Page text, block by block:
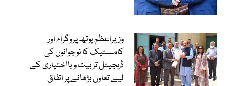
وزیراعظم یوتھ پروگرام اور
کامسٹیک کا نوجوانوں کی
ڈیجیٹل تربیت و بااختیاری کے
لیے تعاون بڑھانے پر اتفاق